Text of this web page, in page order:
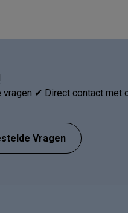
✔ Direct contact met
Vragen